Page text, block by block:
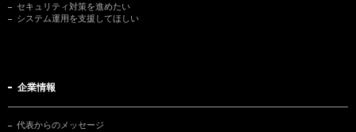
セキュリティ対策を進めたい
システム運用を支援してほしい
企業情報
代表からのメッセージ